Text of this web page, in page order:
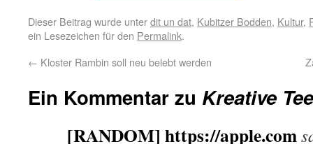
Dieser Beitrag wurde unterdit un dat, Kubitzer Bodden, Kultur,
ein Lesezeichen für den Permalink.
← Kloster Rambin soll neu belebt werden
Ein Kommentar zu Kreative
[RANDOM] https://apple.com